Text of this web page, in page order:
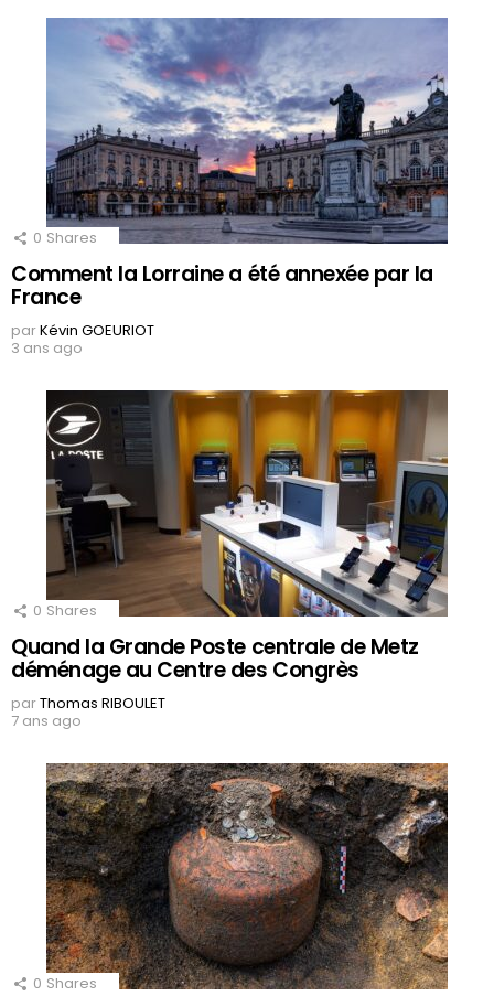
0 Shares
Comment la Lorraine a été annexée par la
France
parKévin GOEURIOT
3 ans ago
0 Shares
Quand la Grande Poste centrale de Metz
déménage au Centre des Congrès
parThomas RIBOULET
7 ans ago
0 Shares